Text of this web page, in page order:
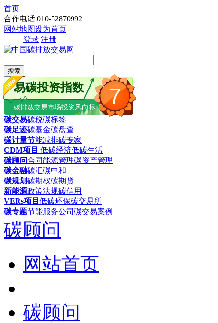
首页
合作电话:010-52870992
网站地图设为首页
登录 注册
搜索
7
易碳投资指数
碳排放交易市场投资风向标
碳交易碳税碳标签
碳足迹碳基金碳盘查
碳计量节能减排碳专家
CDM项目 低碳经济低碳生活
碳顾问合同能源管理碳资产管理
碳金融碳汇碳中和
碳规划碳期权碳期货
新能源政策法规碳信用
VERs项目 低碳环保碳交易所
碳专题节能服务公司 碳交易案例
碳顾问
网站首页
碳顾问